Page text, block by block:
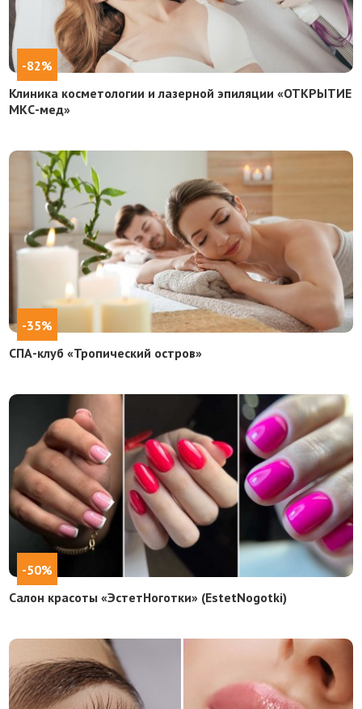
-82%
Клиника косметологии и лазерной эпиляции «ОТКРЫТИЕ
МКС-мед»
-35%
СПА-клуб «Тропический остров»
-50%
Салон красоты «ЭстетНоготки» (EstetNogotki)